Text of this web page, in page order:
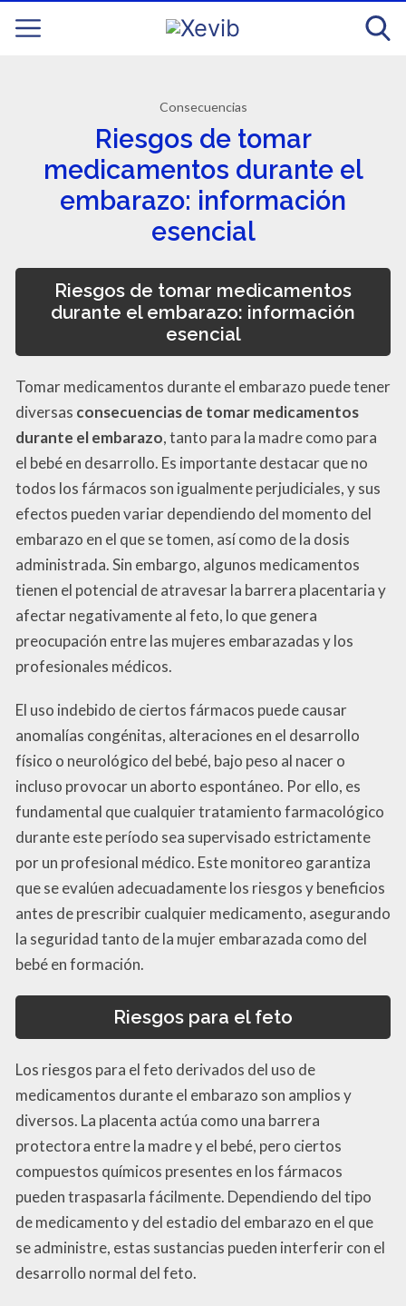
Consecuencias
Riesgos de tomar
medicamentos durante el
embarazo: información
esencial
Riesgos de tomar medicamentos
durante el embarazo: información
esencial
Tomar medicamentos durante el embarazo puede tener
diversas consecuencias de tomar medicamentos
durante el embarazo, tanto para la madre como para
el bebé en desarrollo. Es importante destacar que no
todos los fármacos son igualmente perjudiciales, y sus
efectos pueden variar dependiendo del momento del
embarazo en el que se tomen, así como de la dosis
administrada. Sin embargo, algunos medicamentos
tienen el potencial de atravesar la barrera placentaria y
afectar negativamente al feto, lo que genera
preocupación entre las mujeres embarazadas y los
profesionales médicos.
El uso indebido de ciertos fármacos puede causar
anomalías congénitas, alteraciones en el desarrollo
físico o neurológico del bebé, bajo peso al nacer o
incluso provocar un aborto espontáneo. Por ello, es
fundamental que cualquier tratamiento farmacológico
durante este período sea supervisado estrictamente
por un profesional médico. Este monitoreo garantiza
que se evalúen adecuadamente los riesgos y beneficios
antes de prescribir cualquier medicamento, asegurando
la seguridad tanto de la mujer embarazada como del
bebé en formación.
Riesgos para el feto
Los riesgos para el feto derivados del uso de
medicamentos durante el embarazo son amplios y
diversos. La placenta actúa como una barrera
protectora entre la madre y el bebé, pero ciertos
compuestos químicos presentes en los fármacos
pueden traspasarla fácilmente. Dependiendo del tipo
de medicamento y del estadio del embarazo en el que
se administre, estas sustancias pueden interferir con el
desarrollo normal del feto.